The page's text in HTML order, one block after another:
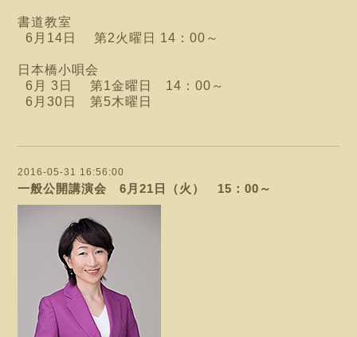
書道教室
6月14日 第2火曜日 14：00～
日本橋小唄会
6月 3日 第1金曜日 14：00～
6月30日 第5木曜日
2016-05-31 16:56:00
一般公開講演会 6月21日（火） 15：00～